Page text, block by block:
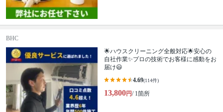
BHC
🌟ハウスクリーニング全般対応🌟安心の
自社作業✨プロの技術でお客様に感動をお
届け😃
4.69(114件)
13,800円/ 1箇所